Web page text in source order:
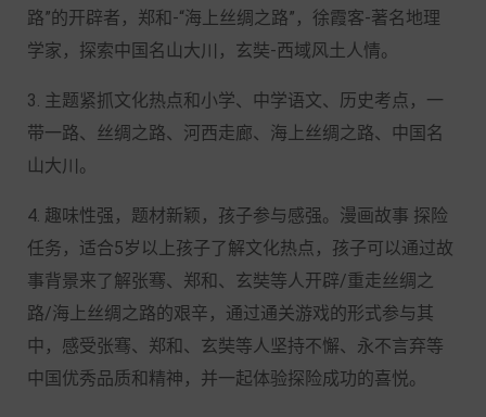
路”的开辟者，郑和-“海上丝绸之路”，徐霞客-著名地理
学家，探索中国名山大川，玄奘-西域风土人情。
3. 主题紧抓文化热点和小学、中学语文、历史考点，一
带一路、丝绸之路、河西走廊、海上丝绸之路、中国名
山大川。
4. 趣味性强，题材新颖，孩子参与感强。漫画故事 探险
任务，适合5岁以上孩子了解文化热点，孩子可以通过故
事背景来了解张骞、郑和、玄奘等人开辟/重走丝绸之
路/海上丝绸之路的艰辛，通过通关游戏的形式参与其
中，感受张骞、郑和、玄奘等人坚持不懈、永不言弃等
中国优秀品质和精神，并一起体验探险成功的喜悦。